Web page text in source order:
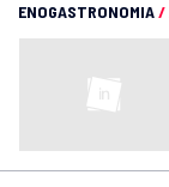
ENOGASTRONOMIA/